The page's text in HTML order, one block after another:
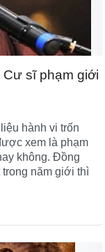
Cư sĩ phạm giới
hành vi trốn
xem là phạm
không. Đồng
năm giới thì